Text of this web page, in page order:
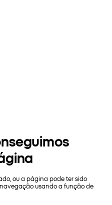
ou a página pode ter sido
usando a função de